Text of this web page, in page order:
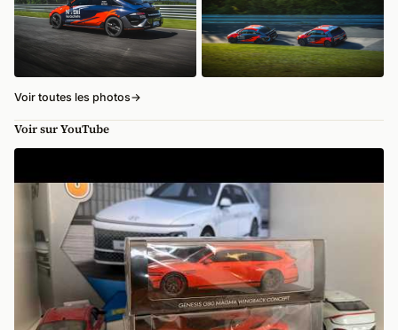
Voir toutes les photos→
Voir sur YouTube